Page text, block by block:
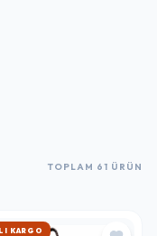
TOPLAM 61 ÜRÜN
KARGO